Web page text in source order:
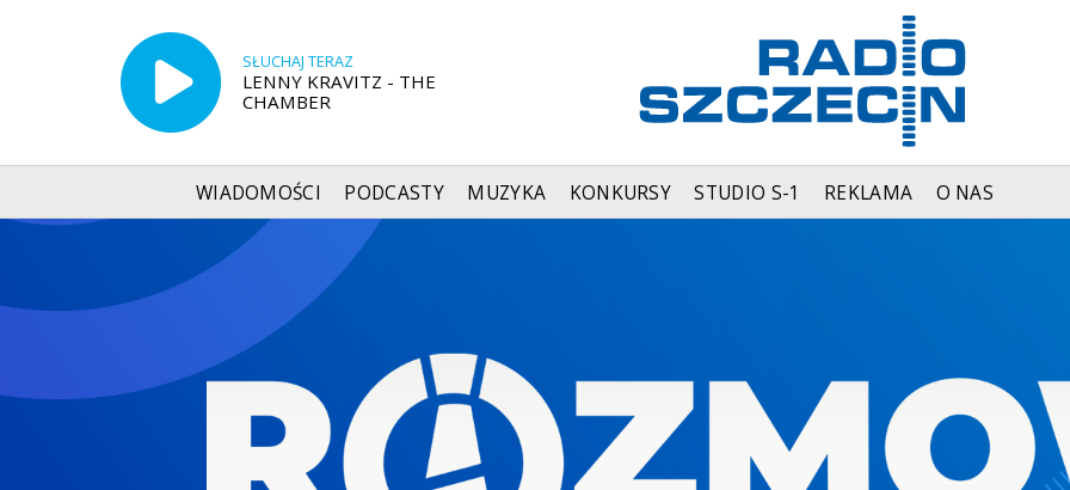
SŁUCHAJ TERAZ
LENNY KRAVITZ - THE
CHAMBER
WIADOMOŚCI PODCASTY MUZYKA KONKURSY STUDIO S-1 REKLAMA O NAS